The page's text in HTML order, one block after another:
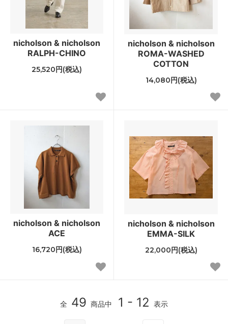
nicholson & nicholson
RALPH-CHINO
25,520円(税込)
nicholson & nicholson
ROMA-WASHED
COTTON
14,080円(税込)
nicholson & nicholson
ACE
16,720円(税込)
nicholson & nicholson
EMMA-SILK
22,000円(税込)
全 49 商品中 1 - 12 表示